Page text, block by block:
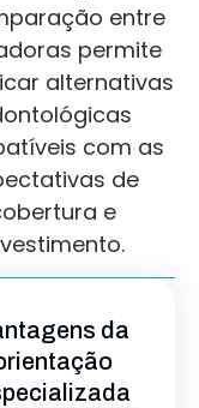
entre
permite
alternativas
com as
de
e
da